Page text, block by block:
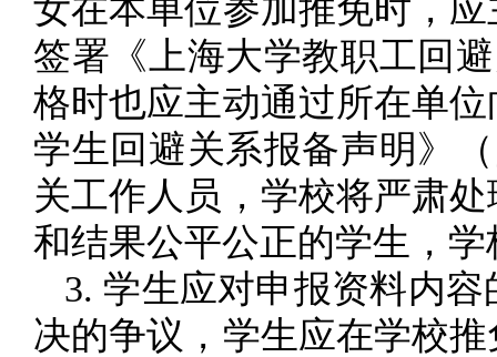
女在本单位参加推免时，
签署《上海大学教职工回
格时也应主动通过所在单
学生回避关系报备声明》
关工作人员，学校将严肃
和结果公平公正的学生，
3. 学生应对申报资料内
决的争议，学生应在学校